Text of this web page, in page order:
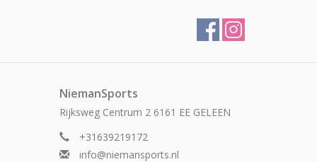
NiemanSports
Rijksweg Centrum 2 6161 EE GELEEN
+31639219172
info@niemansports.nl